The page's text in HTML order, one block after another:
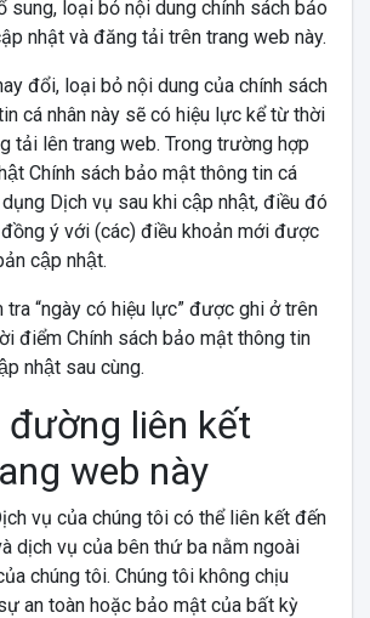
sung, loại bỏ nội dung chính sách bảo
nhật và đăng tải trên trang web này.
đổi, loại bỏ nội dung của chính sách
cá nhân này sẽ có hiệu lực kể từ thời
tải lên trang web. Trong trường hợp
Chính sách bảo mật thông tin cá
Dịch vụ sau khi cập nhật, điều đó
ý với (các) điều khoản mới được
cập nhật.
tra “ngày có hiệu lực” được ghi ở trên
điểm Chính sách bảo mật thông tin
nhật sau cùng.
đường liên kết
web này
vụ của chúng tôi có thể liên kết đến
dịch vụ của bên thứ ba nằm ngoài
chúng tôi. Chúng tôi không chịu
an toàn hoặc bảo mật của bất kỳ